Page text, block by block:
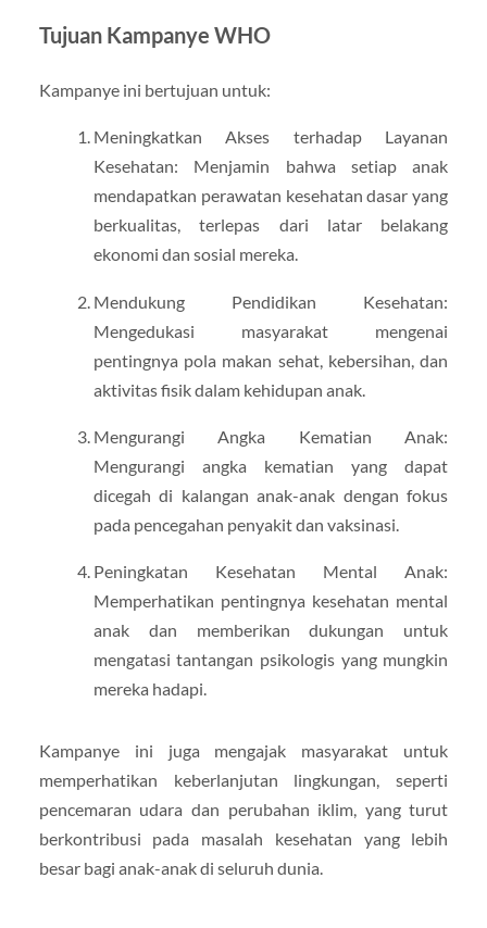
Tujuan Kampanye WHO
Kampanye ini bertujuan untuk:
Meningkatkan Akses terhadap Layanan
Kesehatan: Menjamin bahwa setiap anak
mendapatkan perawatan kesehatan dasar yang
berkualitas, terlepas dari latar belakang
ekonomi dan sosial mereka.
Mendukung Pendidikan Kesehatan:
Mengedukasi masyarakat mengenai
pentingnya pola makan sehat, kebersihan, dan
aktivitas fisik dalam kehidupan anak.
Mengurangi Angka Kematian Anak:
Mengurangi angka kematian yang dapat
dicegah di kalangan anak-anak dengan fokus
pada pencegahan penyakit dan vaksinasi.
Peningkatan Kesehatan Mental Anak:
Memperhatikan pentingnya kesehatan mental
anak dan memberikan dukungan untuk
mengatasi tantangan psikologis yang mungkin
mereka hadapi.
Kampanye ini juga mengajak masyarakat untuk
memperhatikan keberlanjutan lingkungan, seperti
pencemaran udara dan perubahan iklim, yang turut
berkontribusi pada masalah kesehatan yang lebih
besar bagi anak-anak di seluruh dunia.